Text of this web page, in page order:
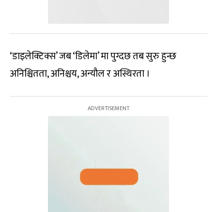
‘डाइलेक्टिक्स’ जब ‘डिलेमा’ मा पुग्दछ तब सुरु हुन्छ
अनिश्चितता, अनिश्चय, अन्यौल र अस्थिरता ।